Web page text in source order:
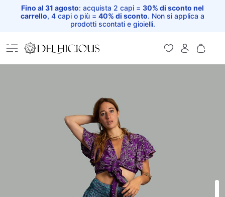
Fino al 31 agosto: acquista 2 capi = 30% di sconto nel
carrello, 4 capi o più = 40% di sconto. Non si applica a
prodotti scontati e gioielli.
Home